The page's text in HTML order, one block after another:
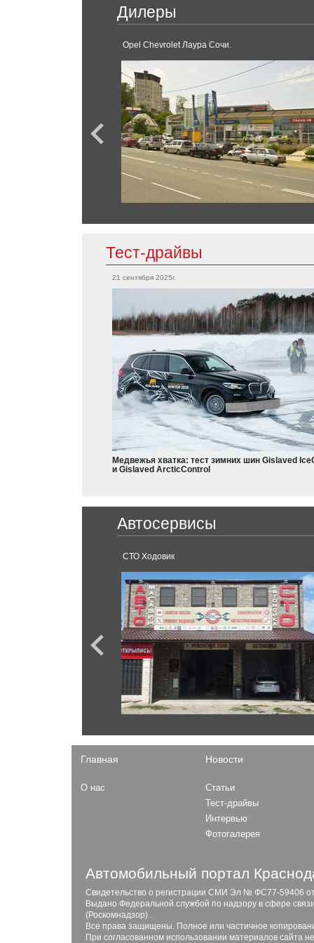
Chevrolet
Camaro
Tahoe
Chrysler
Citroen
Ferrari
488 GTB
Explorer
Fiesta
Expedition
27527 Соболь 4x4
Honda
E-Класс
GLC Coupe
SL-Класс
Mini
Cooper
Clubman
Countryman
Mitsubishi
Grandis
Eclipse
L200
Colt
Nissan
X-Trail
Teana
GT-R
X-Terra
Rogue
Terrano
Serena
Sentra
Skyline
Almera
Murano
Patrol
Mokka
Peugeot
408
Дилеры
Opel Chevrolet Лаура Сочи.
Тест-драйвы
21 сентября 2025г.
Медвежья хватка: тест зимних шин Gislaved
и Gislaved ArcticControl
Автосервисы
СТО Ходовик
Главная
О нас
Новости
Статьи
Тест-драйвы
Интервью
Фотогалерея
Автомобильный портал
Свидетельство о регистрации СМИ Эл № ФС77-59406 от
Выдано Федеральной службой по надзору в сфере
(Роскомнадзор) .
Все права защищены. Полное или частичное
При согласованном использовании материалов сайта